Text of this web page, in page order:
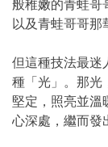
般稚嫩的青蛙哥
以及青蛙哥哥那
但這種技法最迷
種「光」。那光
堅定，照亮並溫
心深處，繼而發